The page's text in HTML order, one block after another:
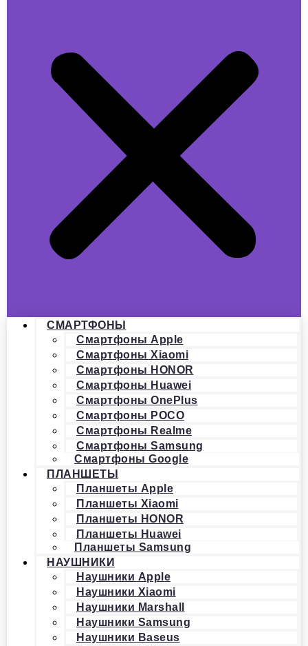
СМАРТФОНЫ
Смартфоны Apple
Смартфоны Xiaomi
Смартфоны HONOR
Смартфоны Huawei
Смартфоны OnePlus
Смартфоны POCO
Смартфоны Realme
Смартфоны Samsung
Смартфоны Google
ПЛАНШЕТЫ
Планшеты Apple
Планшеты Xiaomi
Планшеты HONOR
Планшеты Huawei
Планшеты Samsung
НАУШНИКИ
Наушники Apple
Наушники Xiaomi
Наушники Marshall
Наушники Samsung
Наушники Baseus